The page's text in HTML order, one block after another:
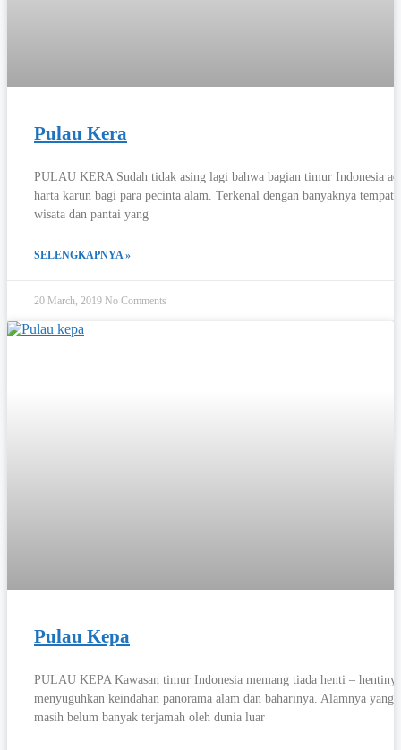
Pulau Kera
PULAU KERA Sudah tidak asing lagi bahwa bagian timur Indonesia
harta karun bagi para pecinta alam. Terkenal dengan banyaknya tempat
wisata dan pantai yang
SELENGKAPNYA »
20 March, 2019 No Comments
Pulau Kepa
PULAU KEPA Kawasan timur Indonesia memang tiada henti – hentinya
menyuguhkan keindahan panorama alam dan baharinya. Alamnya yang
masih belum banyak terjamah oleh dunia luar